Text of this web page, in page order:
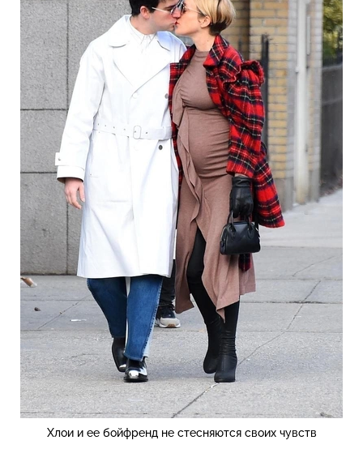
Хлои и ее бойфренд не стесняются своих чувств